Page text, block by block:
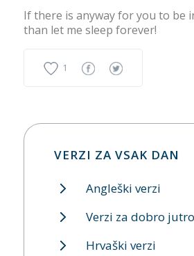
If there is anyway for you to be
than let me sleep forever!
1
VERZI ZA VSAK DAN
Angleški verzi
Verzi za dobro jutro
Hrvaški verzi